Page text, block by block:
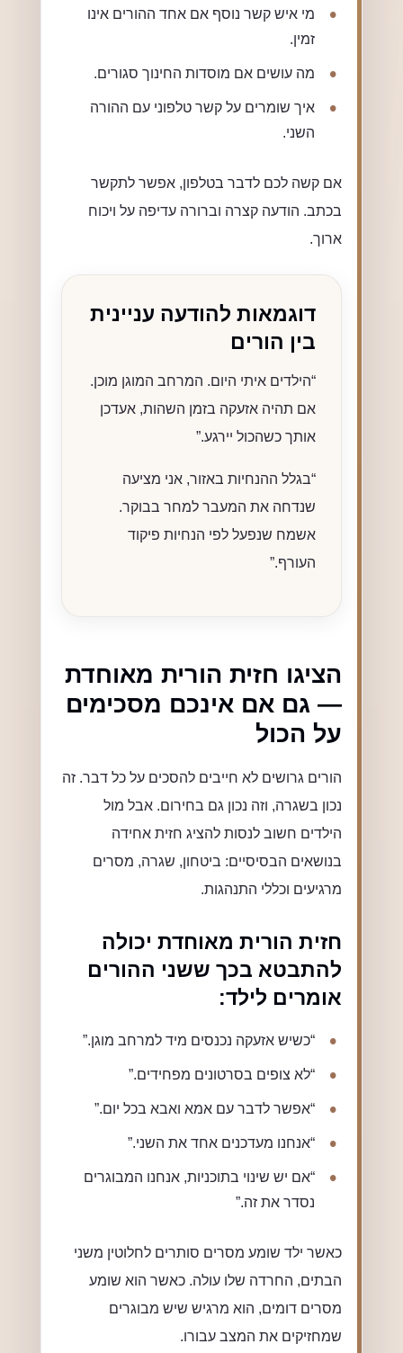
מי איש קשר נוסף אם אחד ההורים אינו
זמין.
מה עושים אם מוסדות החינוך סגורים.
איך שומרים על קשר טלפוני עם ההורה
השני.
אם קשה לכם לדבר בטלפון, אפשר לתקשר
בכתב. הודעה קצרה וברורה עדיפה על ויכוח
ארוך.
דוגמאות להודעה עניינית
בין הורים
“הילדים איתי היום. המרחב המוגן מוכן.
אם תהיה אזעקה בזמן השהות, אעדכן
אותך כשהכול יירגע.”
“בגלל ההנחיות באזור, אני מציעה
שנדחה את המעבר למחר בבוקר.
אשמח שנפעל לפי הנחיות פיקוד
העורף.”
הציגו חזית הורית מאוחדת
— גם אם אינכם מסכימים
על הכול
הורים גרושים לא חייבים להסכים על כל דבר. זה
נכון בשגרה, וזה נכון גם בחירום. אבל מול
הילדים חשוב לנסות להציג חזית אחידה
בנושאים הבסיסיים: ביטחון, שגרה, מסרים
מרגיעים וכללי התנהגות.
חזית הורית מאוחדת יכולה
להתבטא בכך ששני ההורים
אומרים לילד:
“כשיש אזעקה נכנסים מיד למרחב מוגן.”
“לא צופים בסרטונים מפחידים.”
“אפשר לדבר עם אמא ואבא בכל יום.”
“אנחנו מעדכנים אחד את השני.”
“אם יש שינוי בתוכניות, אנחנו המבוגרים
נסדר את זה.”
כאשר ילד שומע מסרים סותרים לחלוטין משני
הבתים, החרדה שלו עולה. כאשר הוא שומע
מסרים דומים, הוא מרגיש שיש מבוגרים
שמחזיקים את המצב עבורו.